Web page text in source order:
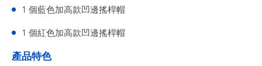
1 個藍色加高款凹邊搖桿帽
1 個紅色加高款凹邊搖桿帽
產品特色